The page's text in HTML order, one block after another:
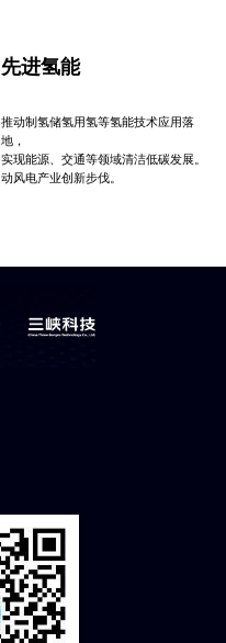
先进氢能
推动制氢储氢用氢等氢能技术应用落
地，
实现能源、交通等领域清洁低碳发展。
动风电产业创新步伐。